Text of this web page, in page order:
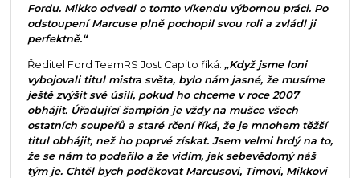
Fordu. Mikko odvedl o tomto víkendu výbornou práci. Po
odstoupení Marcuse plně pochopil svou roli a zvládl ji
perfektně.“
Ředitel Ford TeamRS Jost Capito říká: „Když jsme loni
vybojovali titul mistra světa, bylo nám jasné, že musíme
ještě zvýšit své úsilí, pokud ho chceme v roce 2007
obhájit. Úřadující šampión je vždy na mušce všech
ostatních soupeřů a staré rčení říká, že je mnohem těžší
titul obhájit, než ho poprvé získat. Jsem velmi hrdý na to,
že se nám to podařilo a že vidím, jak sebevědomý náš
tým je. Chtěl bych poděkovat Marcusovi, Timovi, Mikkovi